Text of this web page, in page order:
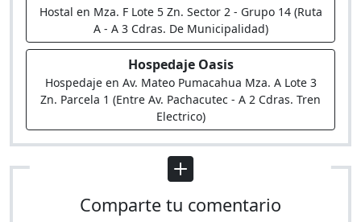
Hostal en Mza. F Lote 5 Zn. Sector 2 - Grupo 14 (Ruta
A - A 3 Cdras. De Municipalidad)
Hospedaje Oasis
Hospedaje en Av. Mateo Pumacahua Mza. A Lote 3
Zn. Parcela 1 (Entre Av. Pachacutec - A 2 Cdras. Tren
Electrico)
Comparte tu comentario